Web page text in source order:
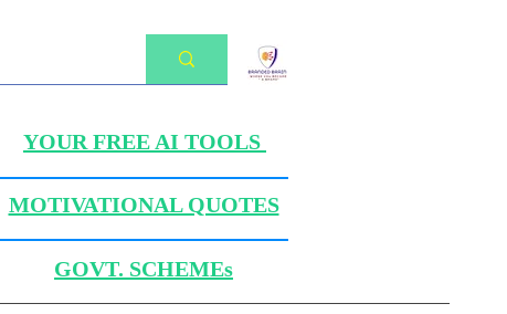
YOUR FREE AI TOOLS
MOTIVATIONAL QUOTES
GOVT. SCHEMEs